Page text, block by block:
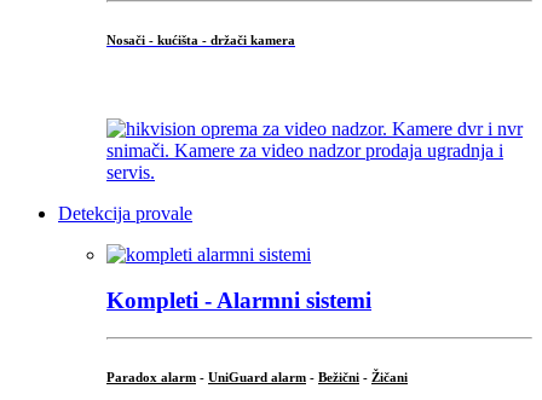
Nosači - kućišta - držači kamera
Detekcija provale
Kompleti - Alarmni sistemi
Paradox alarm - UniGuard alarm - Bežični - Žičani